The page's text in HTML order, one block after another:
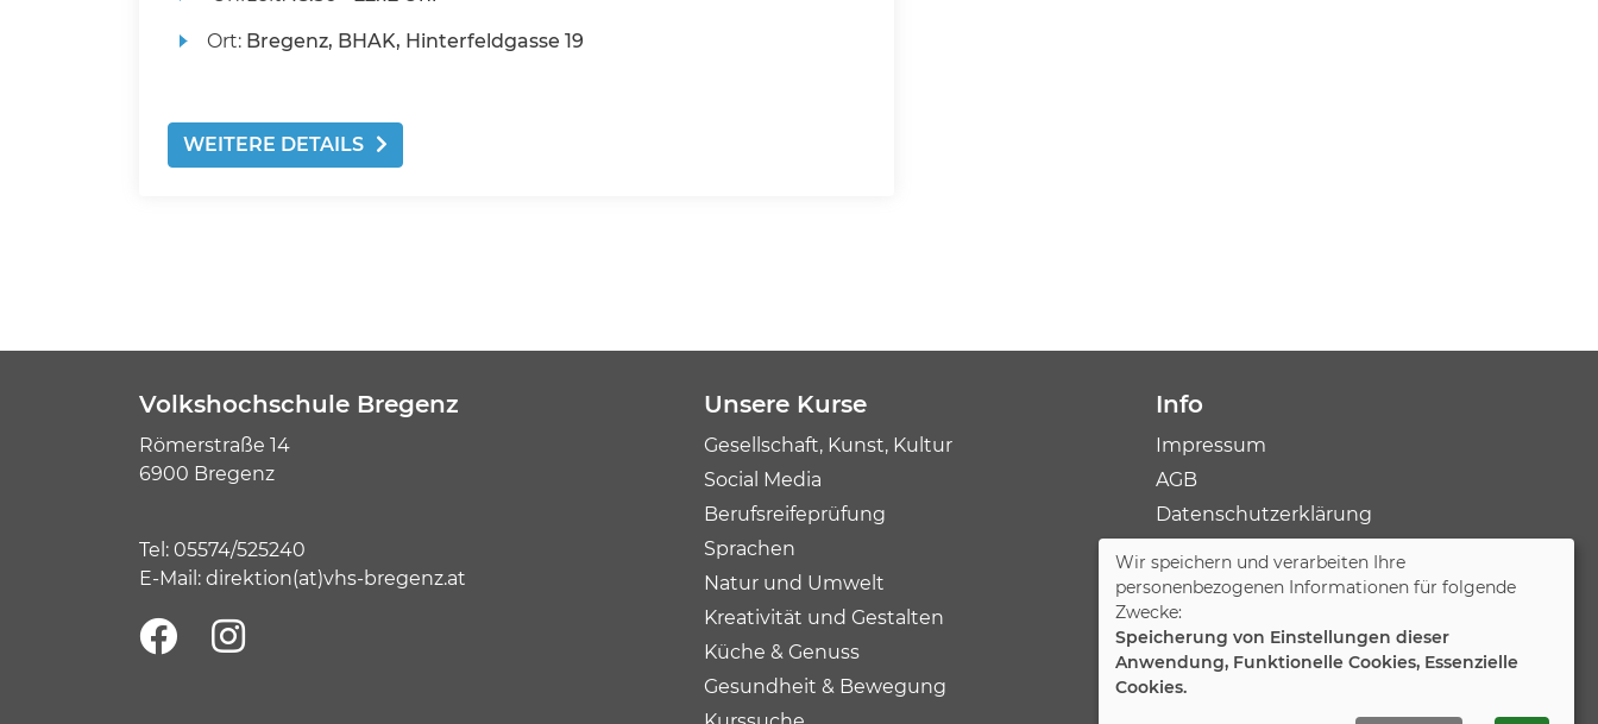
Ort: Bregenz, BHAK, Hinterfeldgasse 19
WEITERE DETAILS
Volkshochschule Bregenz
Römerstraße 14
6900 Bregenz
Tel: 05574/525240
E-Mail: direktion(at)vhs-bregenz.at
Unsere Kurse
Gesellschaft, Kunst, Kultur
Social Media
Berufsreifeprüfung
Sprachen
Natur und Umwelt
Kreativität und Gestalten
Küche & Genuss
Gesundheit & Bewegung
Info
Impressum
AGB
Datenschutzerklärung
Cookie Einstellungen
Wir speichern und verarbeiten Ihre
personenbezogenen Informationen für folgende
Zwecke:
Speicherung von Einstellungen dieser
Anwendung, Funktionelle Cookies, Essenzielle
Cookies.